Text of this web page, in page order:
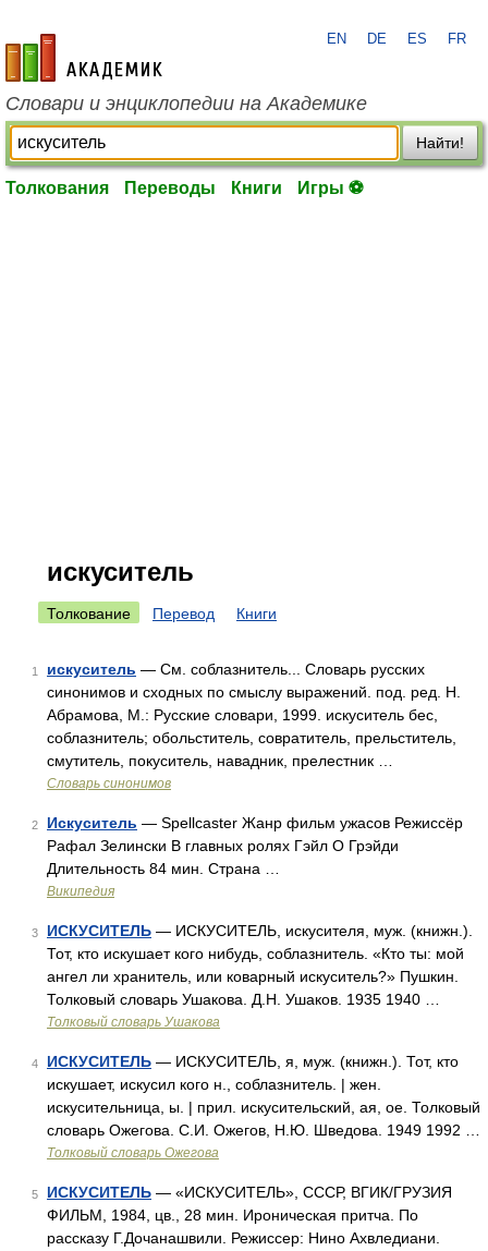
academic.ru
EN DE ES FR
Словари и энциклопедии на Академике
Найти!
Толкования Переводы Книги Игры ⚽
искуситель
Толкование Перевод Книги
1 искуситель — См. соблазнитель... Словарь русских
синонимов и сходных по смыслу выражений. под. ред. Н.
Абрамова, М.: Русские словари, 1999. искуситель бес,
соблазнитель; обольститель, совратитель, прельститель,
смутитель, покуситель, навадник, прелестник …
Словарь синонимов
2 Искуситель — Spellcaster Жанр фильм ужасов Режиссёр
Рафал Зелински В главных ролях Гэйл О Грэйди
Длительность 84 мин. Страна …
Википедия
3 ИСКУСИТЕЛЬ — ИСКУСИТЕЛЬ, искусителя, муж. (книжн.).
Тот, кто искушает кого нибудь, соблазнитель. «Кто ты: мой
ангел ли хранитель, или коварный искуситель?» Пушкин.
Толковый словарь Ушакова. Д.Н. Ушаков. 1935 1940 …
Толковый словарь Ушакова
4 ИСКУСИТЕЛЬ — ИСКУСИТЕЛЬ, я, муж. (книжн.). Тот, кто
искушает, искусил кого н., соблазнитель. | жен.
искусительница, ы. | прил. искусительский, ая, ое. Толковый
словарь Ожегова. С.И. Ожегов, Н.Ю. Шведова. 1949 1992 …
Толковый словарь Ожегова
5 ИСКУСИТЕЛЬ — «ИСКУСИТЕЛЬ», СССР, ВГИК/ГРУЗИЯ
ФИЛЬМ, 1984, цв., 28 мин. Ироническая притча. По
рассказу Г.Дочанашвили. Режиссер: Нино Ахвледиани.